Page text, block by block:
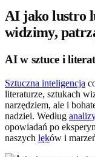
AI jako lustro
widzimy,
AI w sztuce i
Sztuczna inteligencja
literaturze, sztukach
narzędziem, ale i
nadziei. Według
opowiadań po
naszych lęków i